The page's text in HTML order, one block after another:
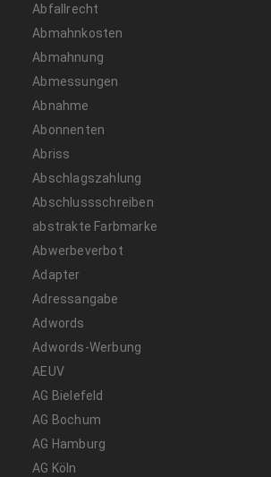
Abfallrecht
Abmahnkosten
Abmahnung
Abmessungen
Abnahme
Abonnenten
Abriss
Abschlagszahlung
Abschlussschreiben
abstrakte Farbmarke
Abwerbeverbot
Adapter
Adressangabe
Adwords
Adwords-Werbung
AEUV
AG Bielefeld
AG Bochum
AG Hamburg
AG Köln